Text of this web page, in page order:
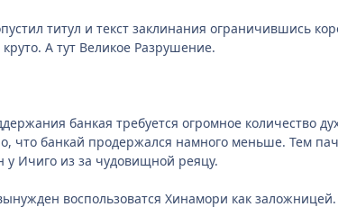
титул и текст заклинания ограничившись
А тут Великое Разрушение.
банкая требуется огромное количество
что банкай продержался намного меньше. Тем
у Ичиго из за чудовищной реяцу.
воспользоватся Хинамори как